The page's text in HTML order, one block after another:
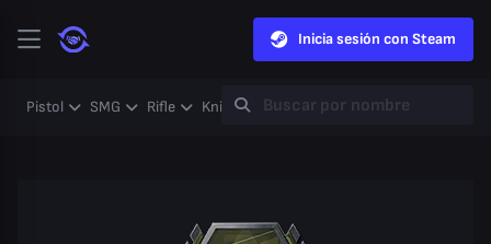
Inicia sesión con Steam
Pistol SMG Rifle Knife Gloves Heavy Case